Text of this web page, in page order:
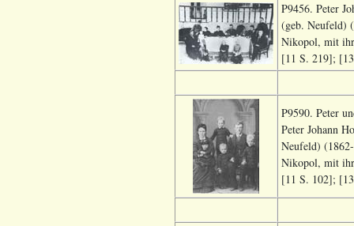
P9456. Peter
(geb. Neufeld)
Nikopol, mit
[11 S. 219];
P9590. Peter
Peter Johann
Neufeld)
Nikopol, mit
[11 S. 102];